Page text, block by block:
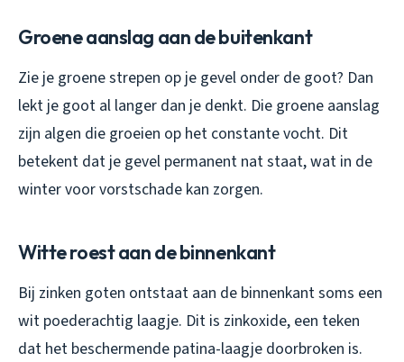
Groene aanslag aan de buitenkant
Zie je groene strepen op je gevel onder de goot? Dan
lekt je goot al langer dan je denkt. Die groene aanslag
zijn algen die groeien op het constante vocht. Dit
betekent dat je gevel permanent nat staat, wat in de
winter voor vorstschade kan zorgen.
Witte roest aan de binnenkant
Bij zinken goten ontstaat aan de binnenkant soms een
wit poederachtig laagje. Dit is zinkoxide, een teken
dat het beschermende patina-laagje doorbroken is.